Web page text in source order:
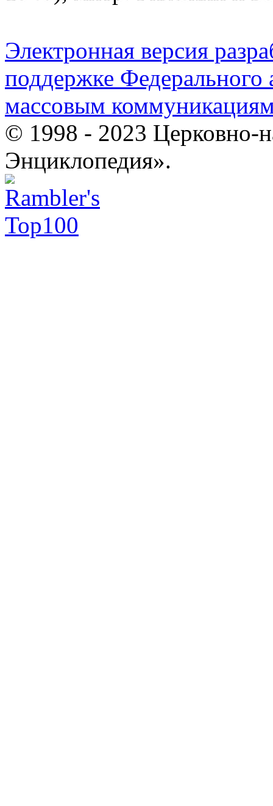
Электронная версия
поддержке Федерального
массовым
© 1998 - 2023 Церковно-
Энциклопедия».